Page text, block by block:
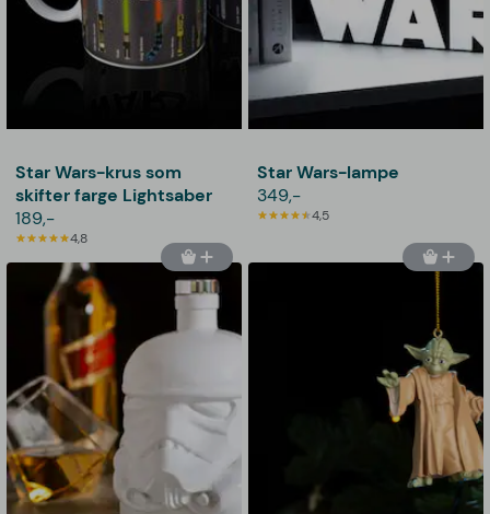
Star Wars-krus som
skifter farge Lightsaber
189,-
4,8
Star Wars-lampe
349,-
4,5